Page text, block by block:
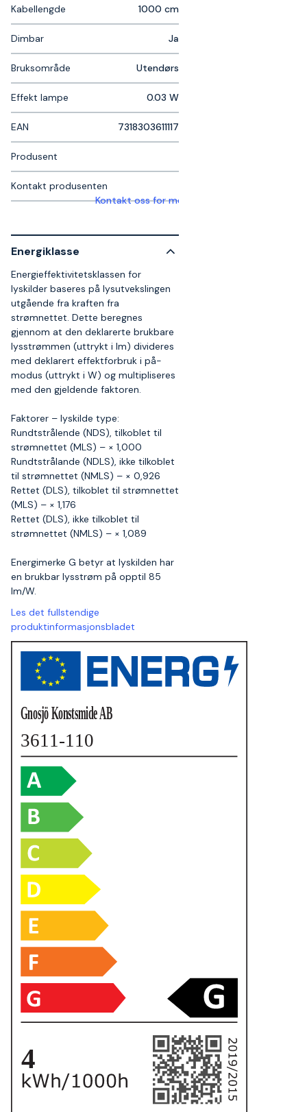
Kabellengde 1000 cm
Dimbar Ja
Bruksområde Utendørs
Effekt lampe 0.03 W
EAN 7318303611117
Produsent
Kontakt produsenten
Kontakt oss for mer informasjon
Energiklasse
Energieffektivitetsklassen for
lyskilder baseres på lysutvekslingen
utgående fra kraften fra
strømnettet. Dette beregnes
gjennom at den deklarerte brukbare
lysstrømmen (uttrykt i lm) divideres
med deklarert effektforbruk i på-
modus (uttrykt i W) og multipliseres
med den gjeldende faktoren.
Faktorer – lyskilde type:
Rundtstrålende (NDS), tilkoblet til
strømnettet (MLS) – × 1,000
Rundtstrålande (NDLS), ikke tilkoblet
til strømnettet (NMLS) – × 0,926
Rettet (DLS), tilkoblet til strømnettet
(MLS) – × 1,176
Rettet (DLS), ikke tilkoblet til
strømnettet (NMLS) – × 1,089
Energimerke G betyr at lyskilden har
en brukbar lysstrøm på opptil 85
lm/W.
Les det fullstendige
produktinformasjonsbladet